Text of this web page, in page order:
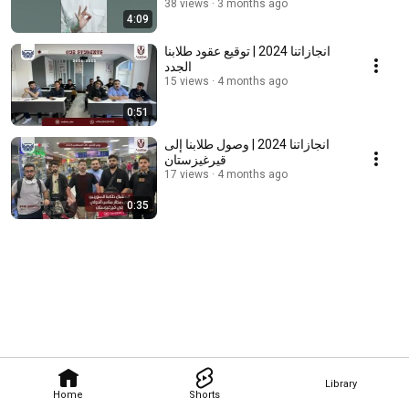
Home Shorts
Library
4:09
38 views 3 months ago
0:51
انجازاتنا 2024 | توقيع عقود طلابنا
الجدد
15 views 4 months ago
0:35
انجازاتنا 2024 | وصول طلابنا إلى
قيرغيزستان
17 views 4 months ago